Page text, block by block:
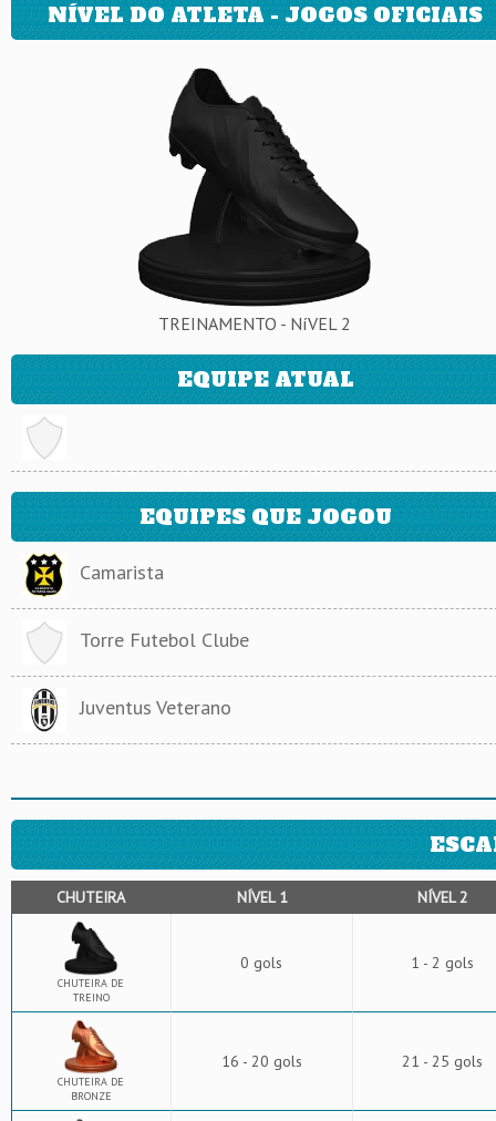
NÍVEL DO ATLETA - JOGOS OFICIAIS
TREINAMENTO - NíVEL 2
EQUIPE ATUAL
EQUIPES QUE JOGOU
Camarista
Torre Futebol Clube
Juventus Veterano
CHUTEIRA NÍVEL 1 NÍVEL 2
CHUTEIRA DE
TREINO
0 gols 1 - 2 gols
CHUTEIRA DE
BRONZE
16 - 20 gols 21 - 25 gols